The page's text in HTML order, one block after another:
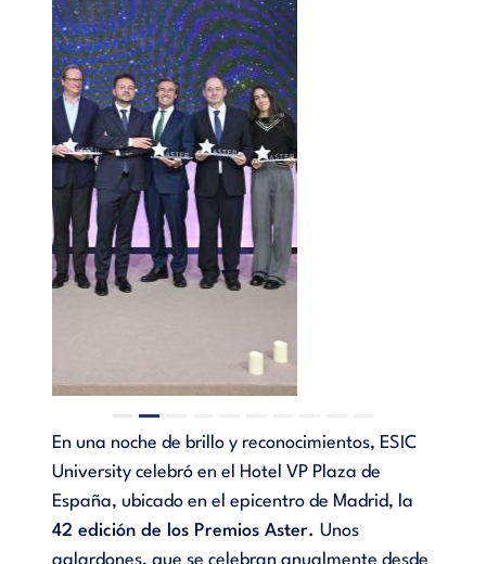
En una noche de brillo y reconocimientos, ESIC
University celebró en el Hotel VP Plaza de
España, ubicado en el epicentro de Madrid, la
42 edición de los Premios Aster. Unos
galardones, que se celebran anualmente desde